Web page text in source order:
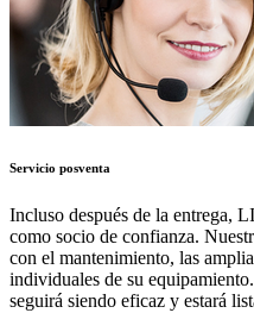
Servicio posventa
Incluso después de la entrega,
como socio de confianza.
con el mantenimiento, las
individuales de su
seguirá siendo eficaz y estará